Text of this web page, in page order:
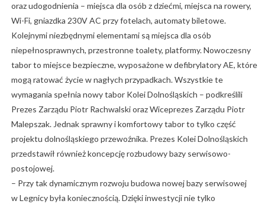
oraz udogodnienia – miejsca dla osób z dziećmi, miejsca na rowery,
Wi-Fi, gniazdka 230V AC przy fotelach, automaty biletowe.
Kolejnymi niezbędnymi elementami są miejsca dla osób
niepełnosprawnych, przestronne toalety, platformy. Nowoczesny
tabor to miejsce bezpieczne, wyposażone w defibrylatory AE, które
mogą ratować życie w nagłych przypadkach. Wszystkie te
wymagania spełnia nowy tabor Kolei Dolnośląskich – podkreślili
Prezes Zarządu Piotr Rachwalski oraz Wiceprezes Zarządu Piotr
Malepszak. Jednak sprawny i komfortowy tabor to tylko część
projektu dolnośląskiego przewoźnika. Prezes Kolei Dolnośląskich
przedstawił również koncepcję rozbudowy bazy serwisowo-
postojowej.
– Przy tak dynamicznym rozwoju budowa nowej bazy serwisowej
w Legnicy była koniecznością. Dzięki inwestycji nie tylko